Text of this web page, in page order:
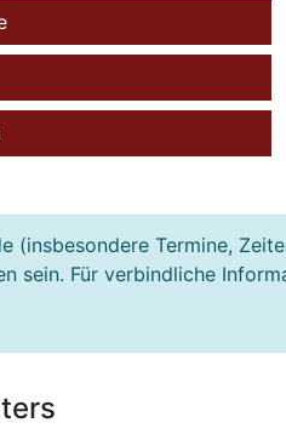
(insbesondere Termine,
sein. Für verbindliche